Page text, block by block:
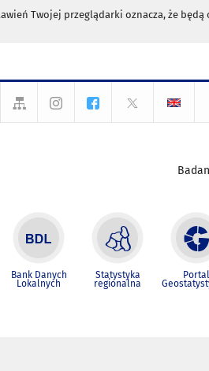
Twojej przeglądarki oznacza, że
Bank Danych
Lokalnych
Statystyka
regionalna
Portal